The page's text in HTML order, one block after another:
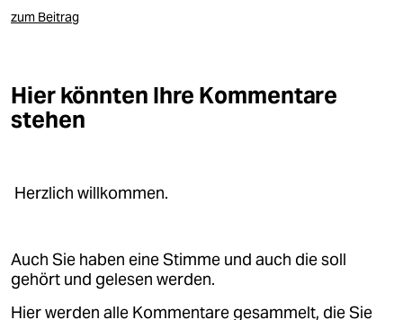
zum Beitrag
Hier könnten Ihre Kommentare
stehen
Herzlich willkommen.
Auch Sie haben eine Stimme und auch die soll
gehört und gelesen werden.
Hier werden alle Kommentare gesammelt, die Sie